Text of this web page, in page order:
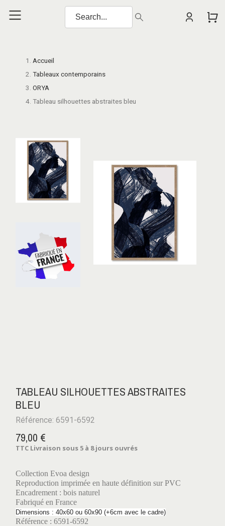
Accueil
Tableaux contemporains
ORYA
Tableau silhouettes abstraites bleu
TABLEAU SILHOUETTES ABSTRAITES
BLEU
Référence: 6591-6592
79,00 €
TTC Livraison sous 5 à 8 jours ouvrés
Collection Evoa design
Reproduction imprimée en haute définition sur PVC
Encadrement : bois naturel
Fabriqué en France
Dimensions : 40x60 ou 60x90 (+6cm avec le cadre)
Référence : 6591-6592